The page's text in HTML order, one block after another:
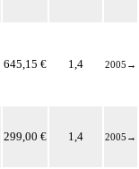
645,15 € 1,4 2005 →
299,00 € 1,4 2005 →